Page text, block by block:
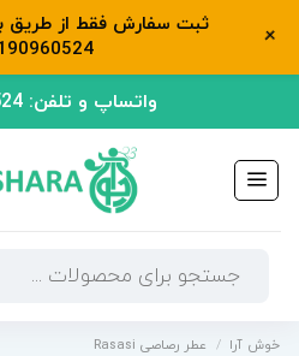
واتساپ و تلفن: 09190960524
محصولات
خوش آرا / عطر رصاصی Rasasi
ثبت سفارش فقط از طریق
+